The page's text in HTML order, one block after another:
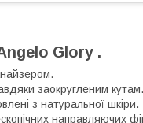
Glory .
заокругленим кутам.
з натуральної шкіри.
направляючих